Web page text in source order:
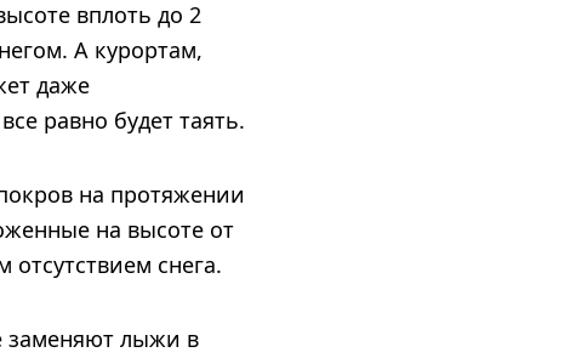
вплоть до 2
А курортам,
даже
равно будет таять.
на протяжении
на высоте от
снега.
заменяют лыжи в